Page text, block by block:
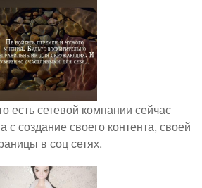
есть сетевой компании сейчас
с создание своего контента, своей
в соц сетях.